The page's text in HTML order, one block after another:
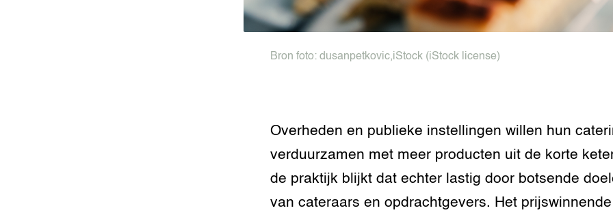
Bron foto: dusanpetkovic,iStock(iStock license)
Overheden en publieke instellingen willen hun
verduurzamen met meer producten uit de korte
de praktijk blijkt dat echter lastig door botsende
van cateraars en opdrachtgevers. Het prijswinnende